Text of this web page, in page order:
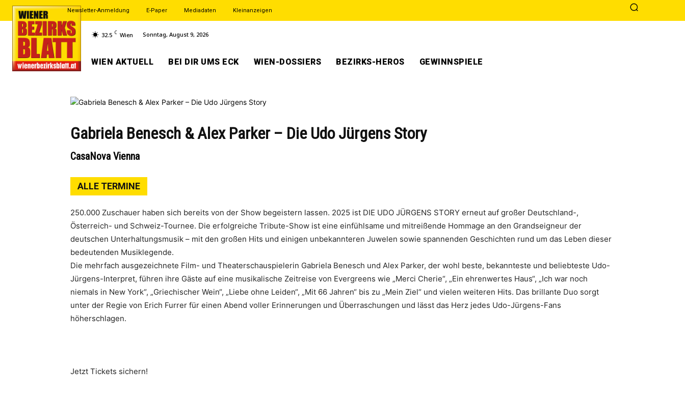
Newsletter-Anmeldung E-Paper Mediadaten Kleinanzeigen
32.5 C Wien Sonntag, August 9, 2026
WIEN AKTUELL BEI DIR UMS ECK WIEN-DOSSIERS BEZIRKS-HEROS GEWINNSPIELE
Gabriela Benesch & Alex Parker – Die Udo Jürgens Story
CasaNova Vienna
ALLE TERMINE
250.000 Zuschauer haben sich bereits von der Show begeistern lassen. 2025 ist DIE UDO JÜRGENS STORY erneut auf großer Deutschland-,
Österreich- und Schweiz-Tournee. Die erfolgreiche Tribute-Show ist eine einfühlsame und mitreißende Hommage an den Grandseigneur der
deutschen Unterhaltungsmusik – mit den großen Hits und einigen unbekannteren Juwelen sowie spannenden Geschichten rund um das Leben dieser
bedeutenden Musiklegende.
Die mehrfach ausgezeichnete Film- und Theaterschauspielerin Gabriela Benesch und Alex Parker, der wohl beste, bekannteste und beliebteste Udo-
Jürgens-Interpret, führen ihre Gäste auf eine musikalische Zeitreise von Evergreens wie „Merci Cherie“, „Ein ehrenwertes Haus“, „Ich war noch
niemals in New York“, „Griechischer Wein“, „Liebe ohne Leiden“, „Mit 66 Jahren“ bis zu „Mein Ziel“ und vielen weiteren Hits. Das brillante Duo sorgt
unter der Regie von Erich Furrer für einen Abend voller Erinnerungen und Überraschungen und lässt das Herz jedes Udo-Jürgens-Fans
höherschlagen.
Jetzt Tickets sichern!